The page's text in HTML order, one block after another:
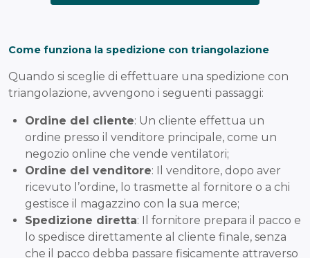
Come funziona la spedizione con triangolazione
Quando si sceglie di effettuare una spedizione con
triangolazione, avvengono i seguenti passaggi:
Ordine del cliente: Un cliente effettua un
ordine presso il venditore principale, come un
negozio online che vende ventilatori;
Ordine del venditore: Il venditore, dopo aver
ricevuto l’ordine, lo trasmette al fornitore o a chi
gestisce il magazzino con la sua merce;
Spedizione diretta: Il fornitore prepara il pacco e
lo spedisce direttamente al cliente finale, senza
che il pacco debba passare fisicamente attraverso